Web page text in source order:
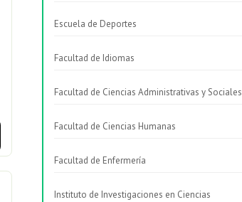
Escuela de Deportes
Facultad de Idiomas
Facultad de Ciencias Administrativas y Sociales
Facultad de Ciencias Humanas
Facultad de Enfermería
Instituto de Investigaciones en Ciencias